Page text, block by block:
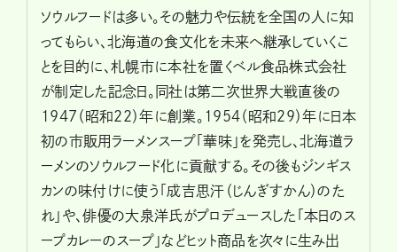
ソウルフードは多い。その魅力や伝統を全国の人に知
ってもらい、北海道の食文化を未来へ継承していくこ
とを目的に、札幌市に本社を置くベル食品株式会社
が制定した記念日。同社は第二次世界大戦直後の
1947（昭和22）年に創業。1954（昭和29）年に日本
初の市販用ラーメンスープ「華味」を発売し、北海道ラ
ーメンのソウルフード化に貢献する。その後もジンギス
カンの味付けに使う「成吉思汗（じんぎすかん）のた
れ」や、俳優の大泉洋氏がプロデュースした「本日のス
ープカレーのスープ」などヒット商品を次々に生み出